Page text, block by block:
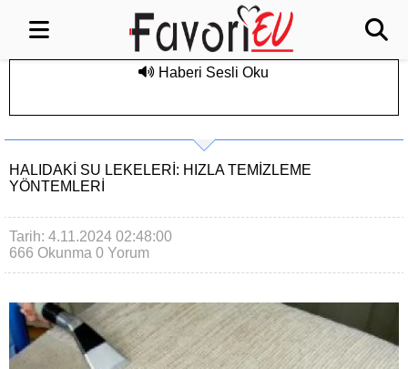
Haberi Sesli Oku
HALIDAKI SU LEKELERI: HIZLA TEMIZLEME
YÖNTEMLERI
Tarih: 4.11.2024 02:48:00
666 Okunma 0 Yorum